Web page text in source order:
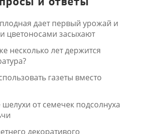
дает первый урожай и
цветоносами засыхают
несколько лет держится
газеты вместо
от семечек подсолнуха
декоративого